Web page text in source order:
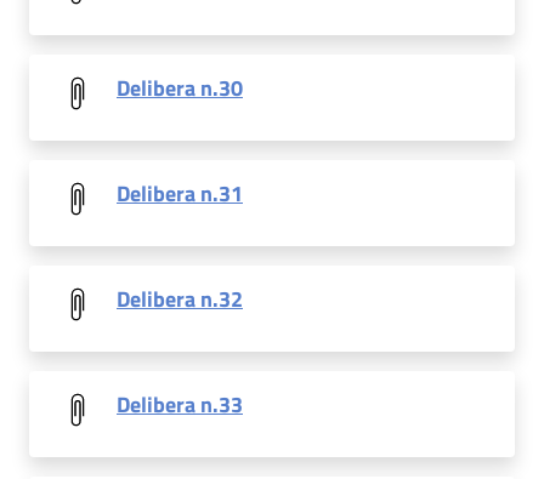
Delibera n.30
Delibera n.31
Delibera n.32
Delibera n.33